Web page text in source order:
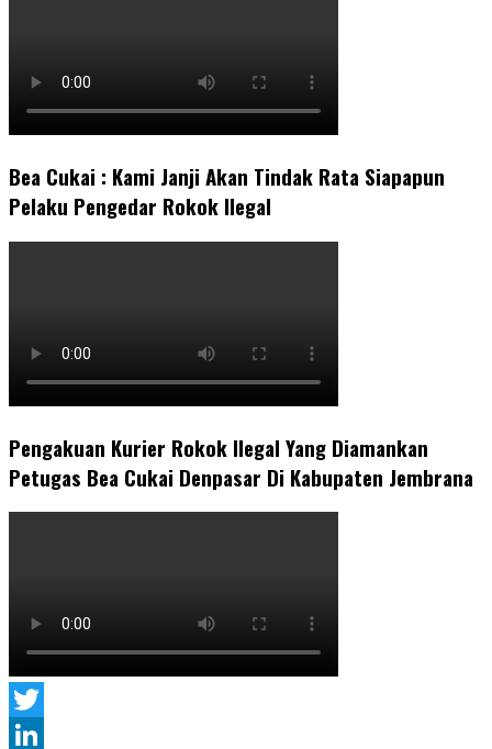
Bea Cukai : Kami Janji Akan Tindak Rata Siapapun
Pelaku Pengedar Rokok Ilegal
Pengakuan Kurier Rokok Ilegal Yang Diamankan
Petugas Bea Cukai Denpasar Di Kabupaten Jembrana
Twitter